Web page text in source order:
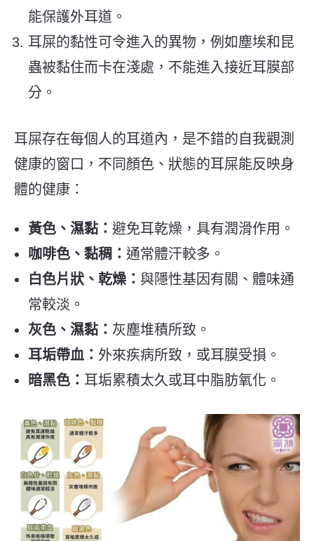
能保護外耳道。
耳屎的黏性可令進入的異物，例如塵埃和昆
蟲被黏住而卡在淺處，不能進入接近耳膜部
分。
耳屎存在每個人的耳道內，是不錯的自我觀測
健康的窗口，不同顏色、狀態的耳屎能反映身
體的健康：
黃色、濕黏： 避免耳乾燥，具有潤滑作用。
咖啡色、黏稠： 通常體汗較多。
白色片狀、乾燥： 與隱性基因有關、體味通
常較淡。
灰色、濕黏： 灰塵堆積所致。
耳垢帶血： 外來疾病所致，或耳膜受損。
暗黑色： 耳垢累積太久或耳中脂肪氧化。